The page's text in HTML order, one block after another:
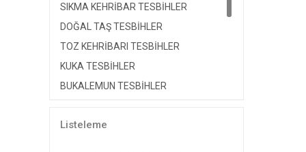
SIKMA KEHRİBAR TESBİHLER
DOĞAL TAŞ TESBİHLER
TOZ KEHRİBARI TESBİHLER
KUKA TESBİHLER
BUKALEMUN TESBİHLER
OLTU TESBİHLER
Listeleme